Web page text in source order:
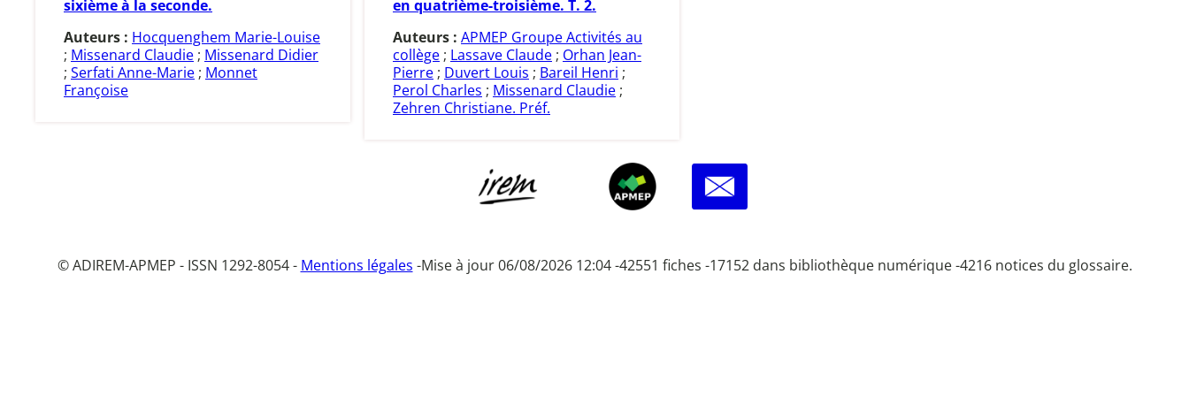
sixième à la seconde.
Auteurs : Hocquenghem Marie-Louise
; Missenard Claudie ; Missenard Didier
; Serfati Anne-Marie ; Monnet
Françoise
en quatrième-troisième. T. 2.
Auteurs : APMEP Groupe Activités au
collège ; Lassave Claude ; Orhan Jean-
Pierre ; Duvert Louis ; Bareil Henri ;
Perol Charles ; Missenard Claudie ;
Zehren Christiane. Préf.
© ADIREM-APMEP - ISSN 1292-8054 - Mentions légales -Mise à jour 06/08/2026 12:04 -42551 fiches -17152 dans bibliothèque numérique -4216 notices du glossaire.